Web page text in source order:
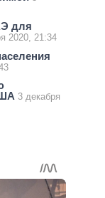
для
2020, 21:34
3 декабря